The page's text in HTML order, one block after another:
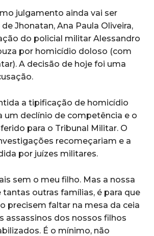
julgamento ainda vai ser
Jhonatan, Ana Paula Oliveira,
do policial militar Alessandro
por homicídio doloso (com
A decisão de hoje foi uma
a tipificação de homicídio
um declínio de competência e o
para o Tribunal Militar. O
recomeçariam e a
por juízes militares.
sem o meu filho. Mas a nossa
tantas outras famílias, é para que
precisem faltar na mesa da ceia
assassinos dos nossos filhos
É o mínimo, não